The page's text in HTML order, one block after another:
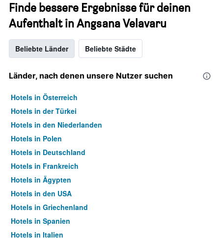
Finde bessere Ergebnisse für deinen
Aufenthalt in Angsana Velavaru
Beliebte Länder Beliebte Städte
Länder, nach denen unsere Nutzer suchen
Hotels in Österreich
Hotels in der Türkei
Hotels in den Niederlanden
Hotels in Polen
Hotels in Deutschland
Hotels in Frankreich
Hotels in Ägypten
Hotels in den USA
Hotels in Griechenland
Hotels in Spanien
Hotels in Italien